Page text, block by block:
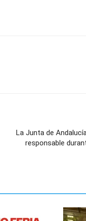
La Junta de
responsable